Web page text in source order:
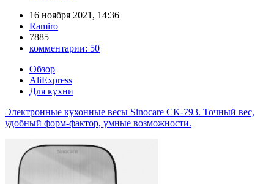
16 ноября 2021, 14:36
Ramiro
7885
комментарии: 50
Обзор
AliExpress
Для кухни
Электронные кухонные весы Sinocare CK-793. Точный вес,
удобный форм-фактор, умные возможности.